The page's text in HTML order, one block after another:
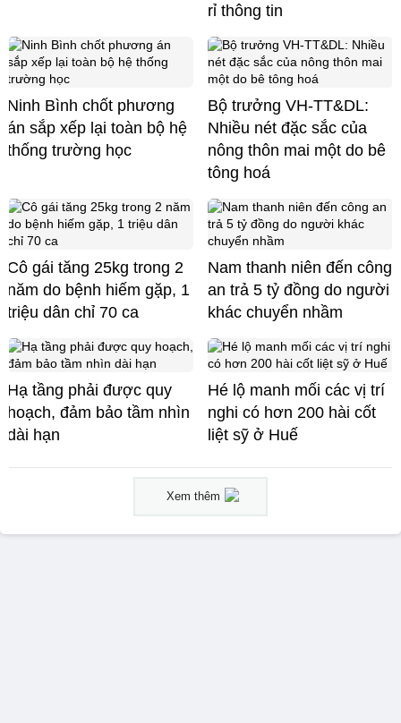
rỉ thông tin
Ninh Bình chốt phương
án sắp xếp lại toàn bộ hệ
thống trường học
Bộ trưởng VH-TT&DL:
Nhiều nét đặc sắc của
nông thôn mai một do bê
tông hoá
Cô gái tăng 25kg trong 2
năm do bệnh hiếm gặp, 1
triệu dân chỉ 70 ca
Nam thanh niên đến công
an trả 5 tỷ đồng do người
khác chuyển nhầm
Hạ tầng phải được quy
hoạch, đảm bảo tầm nhìn
dài hạn
Hé lộ manh mối các vị trí
nghi có hơn 200 hài cốt
liệt sỹ ở Huế
Xem thêm